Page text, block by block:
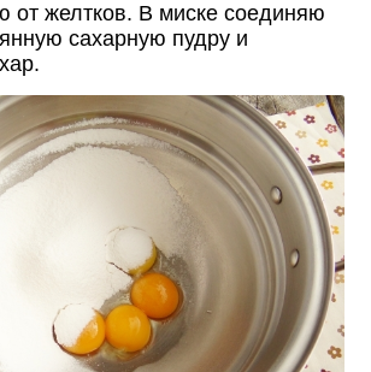
от желтков. В миске соединяю
сахарную пудру и